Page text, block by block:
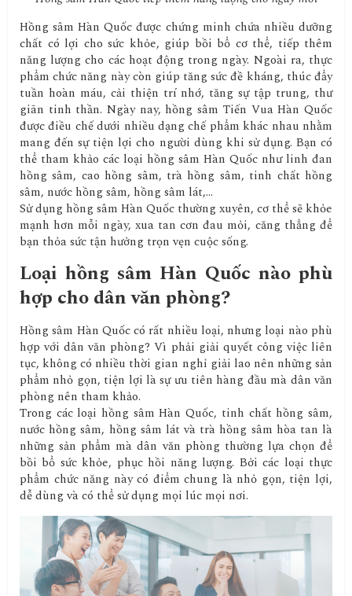
Hồng sâm Hàn Quốc được chứng minh chứa nhiều dưỡng
chất có lợi cho sức khỏe, giúp bồi bổ cơ thể, tiếp thêm
năng lượng cho các hoạt động trong ngày. Ngoài ra, thực
phẩm chức năng này còn giúp tăng sức đề kháng, thúc đẩy
tuần hoàn máu, cải thiện trí nhớ, tăng sự tập trung, thư
giãn tinh thần. Ngày nay, hồng sâm Tiến Vua Hàn Quốc
được điều chế dưới nhiều dạng chế phẩm khác nhau nhằm
mang đến sự tiện lợi cho người dùng khi sử dụng. Bạn có
thể tham khảo các loại hồng sâm Hàn Quốc như linh đan
hồng sâm, cao hồng sâm, trà hồng sâm, tinh chất hồng
sâm, nước hồng sâm, hồng sâm lát,…
Sử dụng hồng sâm Hàn Quốc thường xuyên, cơ thể sẽ khỏe
mạnh hơn mỗi ngày, xua tan cơn đau mỏi, căng thẳng để
bạn thỏa sức tận hưởng trọn vẹn cuộc sống.
Loại hồng sâm Hàn Quốc nào phù
hợp cho dân văn phòng?
Hồng sâm Hàn Quốc có rất nhiều loại, nhưng loại nào phù
hợp với dân văn phòng? Vì phải giải quyết công việc liên
tục, không có nhiều thời gian nghỉ giải lao nên những sản
phẩm nhỏ gọn, tiện lợi là sự ưu tiên hàng đầu mà dân văn
phòng nên tham khảo.
Trong các loại hồng sâm Hàn Quốc, tinh chất hồng sâm,
nước hồng sâm, hồng sâm lát và trà hồng sâm hòa tan là
những sản phẩm mà dân văn phòng thường lựa chọn để
bồi bổ sức khỏe, phục hồi năng lượng. Bởi các loại thực
phẩm chức năng này có điểm chung là nhỏ gọn, tiện lợi,
dễ dùng và có thể sử dụng mọi lúc mọi nơi.